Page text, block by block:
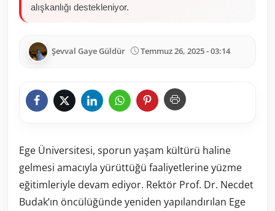
alışkanlığı destekleniyor.
Şevval Gaye Güldür Temmuz 26, 2025 - 03:14
Ege Üniversitesi, sporun yaşam kültürü haline
gelmesi amacıyla yürüttüğü faaliyetlerine yüzme
eğitimleriyle devam ediyor. Rektör Prof. Dr. Necdet
Budak’ın öncülüğünde yeniden yapılandırılan Ege